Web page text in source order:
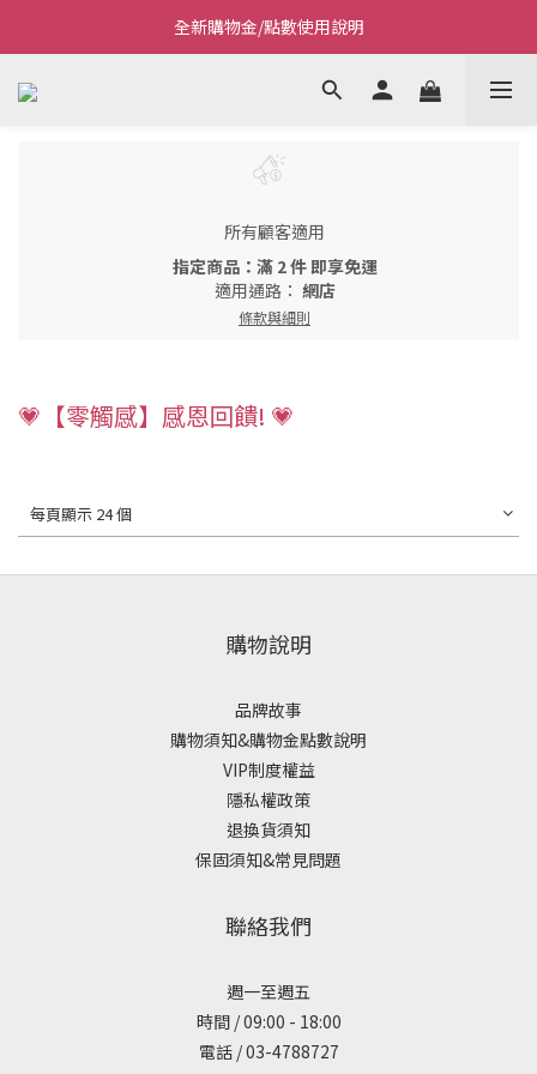
Welcome~私藏生活~
全新購物金/點數使用說明
Welcome~私藏生活~
所有顧客適用
指定商品：滿 2 件 即享免運
適用通路： 網店
條款與細則
💗【零觸感】感恩回饋! 💗
每頁顯示 24 個
購物說明
品牌故事
購物須知&購物金點數說明
VIP制度權益
隱私權政策
退換貨須知
保固須知&常見問題
聯絡我們
週一至週五
時間 / 09:00 - 18:00
電話 / 03-4788727